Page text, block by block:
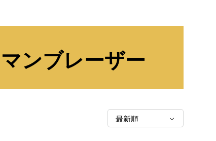
ンブレーザー